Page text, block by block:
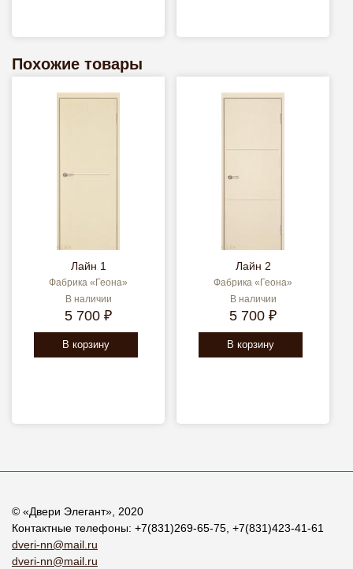
Похожие товары
Лайн 1
Фабрика «Геона»
В наличии
5 700 ₽
В корзину
Лайн 2
Фабрика «Геона»
В наличии
5 700 ₽
В корзину
© «Двери Элегант», 2020
Контактные телефоны: +7(831)269-65-75 +7(831)423-41-61
dveri-nn@mail.ru
dveri-nn@mail.ru